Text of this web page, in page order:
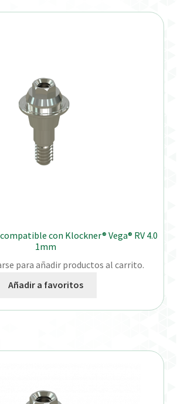
con Klockner® Vega® RV 4.0
1mm
para añadir productos al carrito.
Añadir a favoritos